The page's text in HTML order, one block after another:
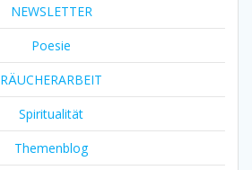
NEWSLETTER
Poesie
RÄUCHERARBEIT
Spiritualität
Themenblog